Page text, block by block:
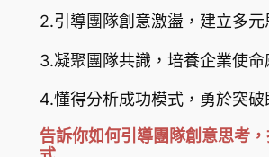
2.引導團隊創意激盪，建立多元
3.凝聚團隊共識，培養企業使命
4.懂得分析成功模式，勇於突破
告訴你如何引導團隊創意思考